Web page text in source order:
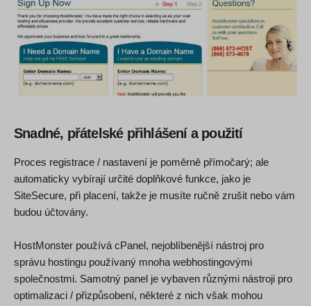
Snadné, přátelské přihlášení a použití
Proces registrace / nastavení je poměrně přímočarý; ale
automaticky vybírají určité doplňkové funkce, jako je
SiteSecure, při placení, takže je musíte ručně zrušit nebo vám
budou účtovány.
HostMonster používá cPanel, nejoblíbenější nástroj pro
správu hostingu používaný mnoha webhostingovými
společnostmi. Samotný panel je vybaven různými nástroji pro
optimalizaci / přizpůsobení, některé z nich však mohou